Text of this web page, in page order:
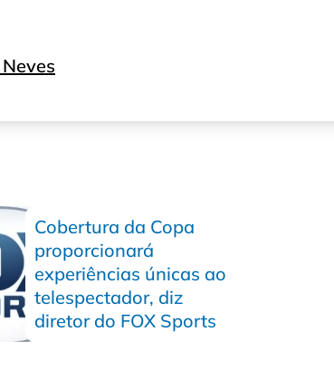
Cobertura da Copa
proporcionará
experiências únicas ao
telespectador, diz
diretor do FOX Sports